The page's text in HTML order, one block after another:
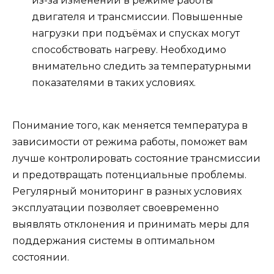
двигателя и трансмиссии. Повышенные
нагрузки при подъёмах и спусках могут
способствовать нагреву. Необходимо
внимательно следить за температурными
показателями в таких условиях.
Понимание того, как меняется температура в
зависимости от режима работы, поможет вам
лучше контролировать состояние трансмиссии
и предотвращать потенциальные проблемы.
Регулярный мониторинг в разных условиях
эксплуатации позволяет своевременно
выявлять отклонения и принимать меры для
поддержания системы в оптимальном
состоянии.